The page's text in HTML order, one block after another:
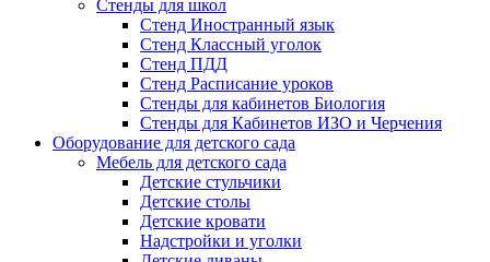
Стенды для школ
Стенд Иностранный язык
Стенд Классный уголок
Стенд ПДД
Стенд Расписание уроков
Стенды для кабинетов Биология
Стенды для Кабинетов ИЗО и Черчения
Оборудование для детского сада
Мебель для детского сада
Детские стульчики
Детские столы
Детские кровати
Надстройки и уголки